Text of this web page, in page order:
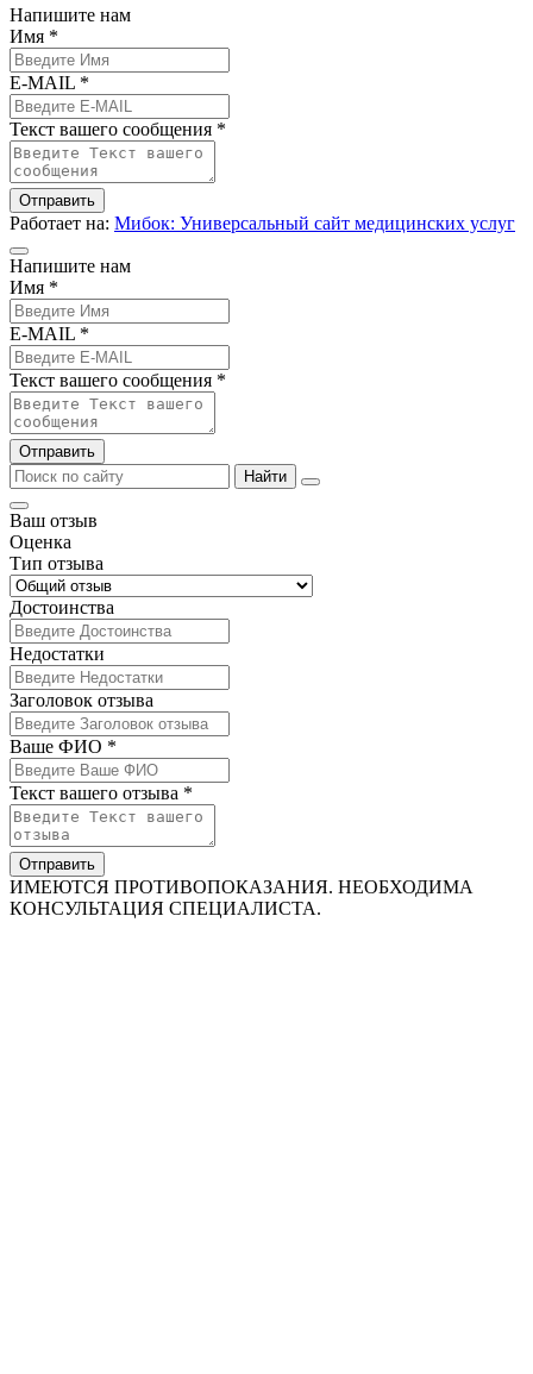
Напишите нам
Имя *
E-MAIL *
Текст вашего сообщения *
Отправить
Работает на: Мибок: Универсальный сайт медицинских услуг
Напишите нам
Имя *
E-MAIL *
Текст вашего сообщения *
Отправить
Найти
Ваш отзыв
Оценка
Тип отзыва
Достоинства
Недостатки
Заголовок отзыва
Ваше ФИО *
Текст вашего отзыва *
Отправить
ИМЕЮТСЯ ПРОТИВОПОКАЗАНИЯ. НЕОБХОДИМА
КОНСУЛЬТАЦИЯ СПЕЦИАЛИСТА.